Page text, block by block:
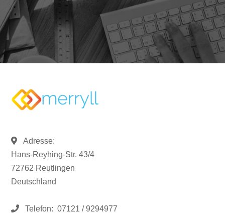
Adresse:
Hans-Reyhing-Str. 43/4
72762 Reutlingen
Deutschland
Telefon: 07121 / 9294977